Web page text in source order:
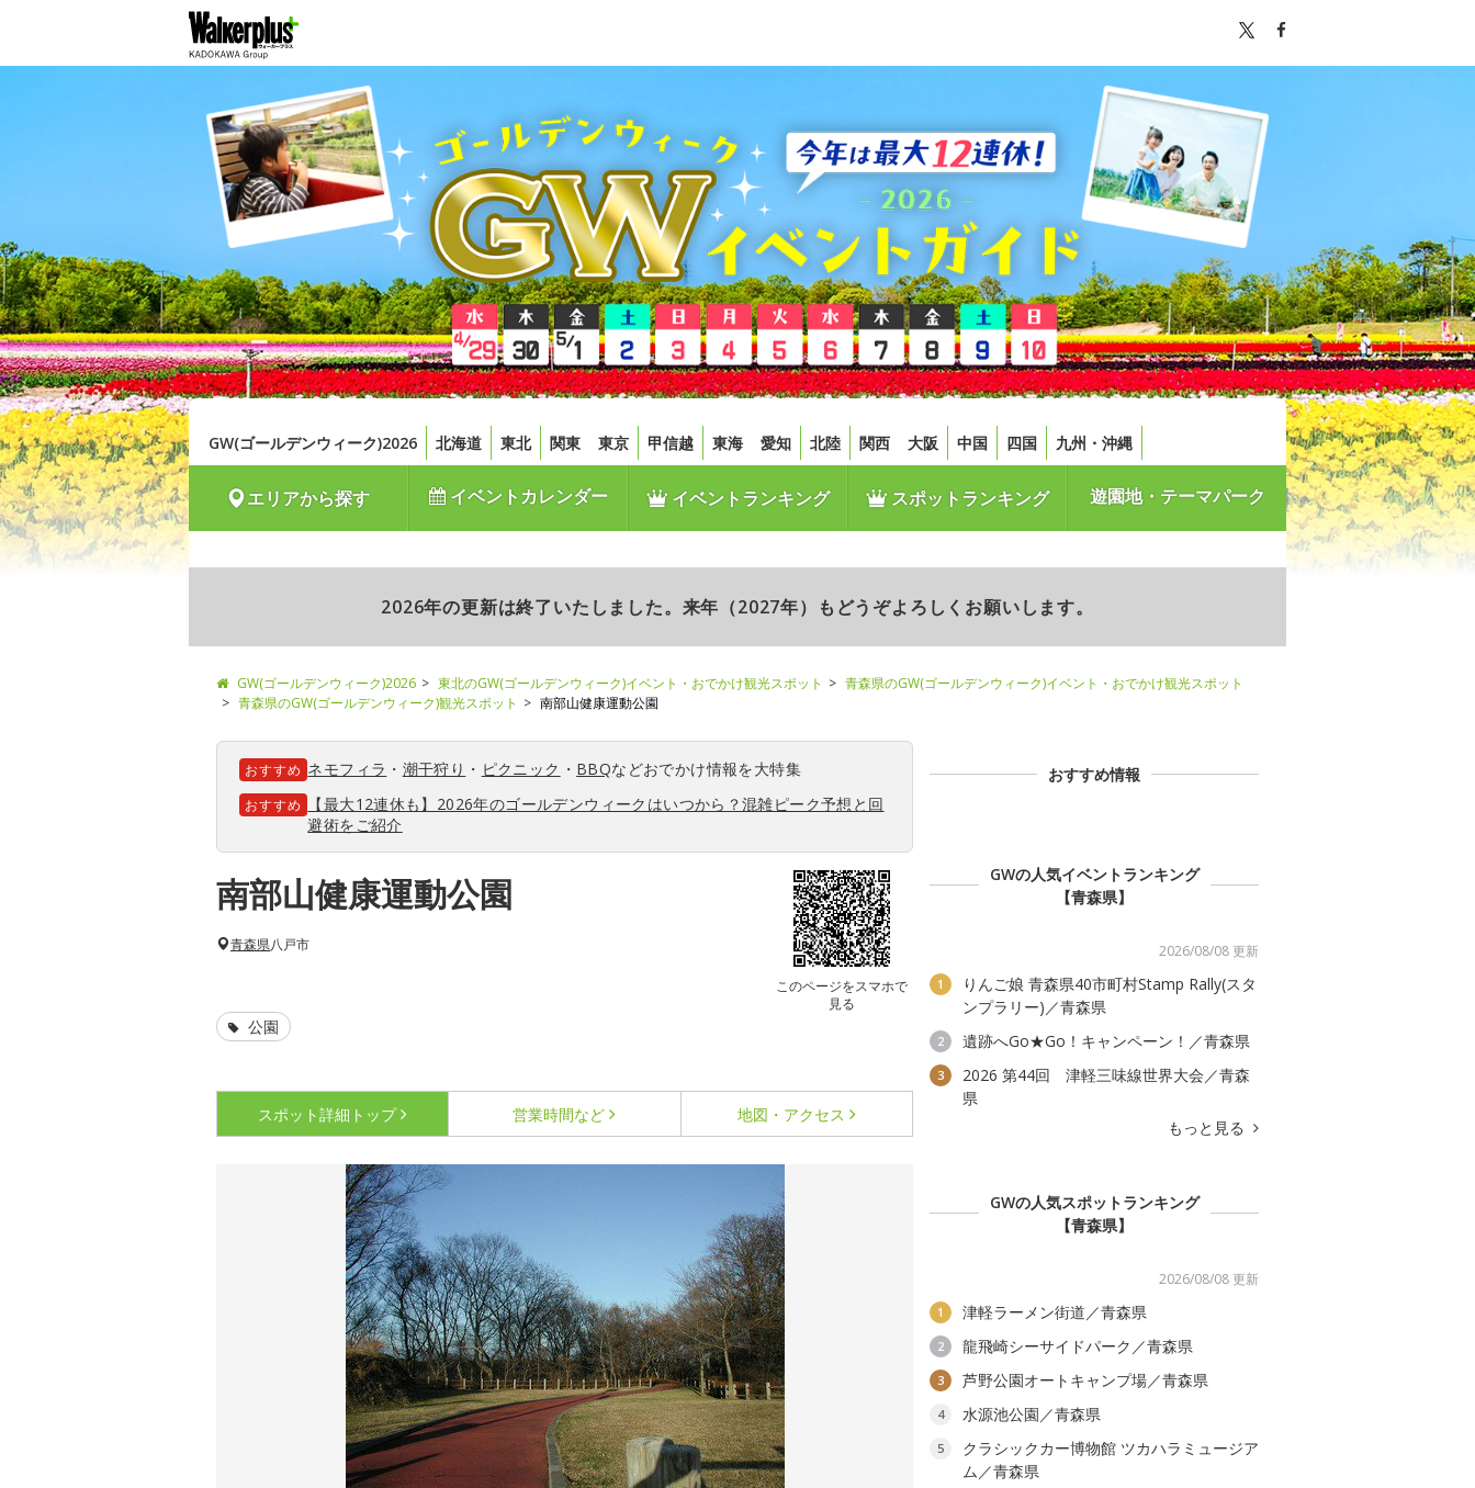
GW(ゴールデンウィーク)2026 北海道 東北 関東 東京 甲信越 東海 愛知 北陸 関西 大阪 中国 四国 九州・沖縄
エリアから探す イベントカレンダー イベントランキング スポットランキング 遊園地・テーマパーク
2026年の更新は終了いたしました。来年（2027年）もどうぞよろしくお願いします。
GW(ゴールデンウィーク)2026 東北のGW(ゴールデンウィーク)イベント・おでかけ観光スポット
青森県のGW(ゴールデンウィーク)イベント・おでかけ観光スポット
青森県のGW(ゴールデンウィーク)観光スポット
南部山健康運動公園
おすすめ ネモフィラ ・ 潮干狩り ・ ピクニック ・ BBQなどおでかけ情報を大特集
おすすめ
【最大12連休も】2026年のゴールデンウィークはいつから？混雑ピーク予想と回
避術をご紹介
南部山健康運動公園
このページをスマホで
見る
青森県八戸市
公園
スポット詳細 トップ 営業時間など 地図・アクセス
おすすめ情報
GWの人気イベントランキング
【青森県】
2026/08/08 更新
1
りんご娘 青森県40市町村Stamp Rally(スタ
ンプラリー)／青森県
2 遺跡へGo★Go！キャンペーン！／青森県
3
2026 第44回 津軽三味線世界大会／青森
県
もっと見る
GWの人気スポットランキング
【青森県】
2026/08/08 更新
1 津軽ラーメン街道／青森県
2 龍飛崎シーサイドパーク／青森県
3 芦野公園オートキャンプ場／青森県
4 水源池公園／青森県
5
クラシックカー博物館 ツカハラミュージア
ム／青森県